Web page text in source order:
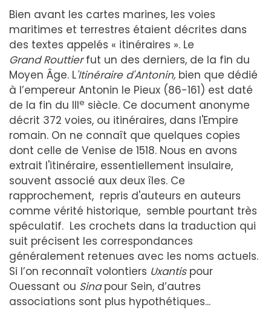
Bien avant les cartes marines, les voies
maritimes et terrestres étaient décrites dans
des textes appelés « itinéraires ». Le
Grand Routtierfut un des derniers, de la fin du
Moyen Âge. L'Itinéraire d'Antonin, bien que dédié
à l’empereur Antonin le Pieux (86-161) est daté
de la fin du IIIe siècle. Ce document anonyme
décrit 372 voies, ou itinéraires, dans l'Empire
romain. On ne connaît que quelques copies
dont celle de Venise de 1518. Nous en avons
extrait l'itinéraire, essentiellement insulaire,
souvent associé aux deux îles. Ce
rapprochement, repris d'auteurs en auteurs
comme vérité historique, semble pourtant très
spéculatif. Les crochets dans la traduction qui
suit précisent les correspondances
généralement retenues avec les noms actuels.
Si l’on reconnaît volontiers Uxantis pour
Ouessant ou Sinapour Sein, d’autres
associations sont plus hypothétiques...